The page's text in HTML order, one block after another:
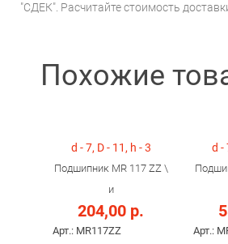
"СДЕК". Расчитайте стоимость
Похожие
d - 7, D - 11, h - 3
Подшипник MR 117 ZZ \
и
204,00 р.
Арт.: MR117ZZ
d -
Арт.: